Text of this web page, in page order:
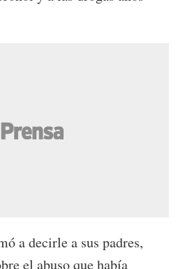
a decirle a sus padres,
el abuso que había